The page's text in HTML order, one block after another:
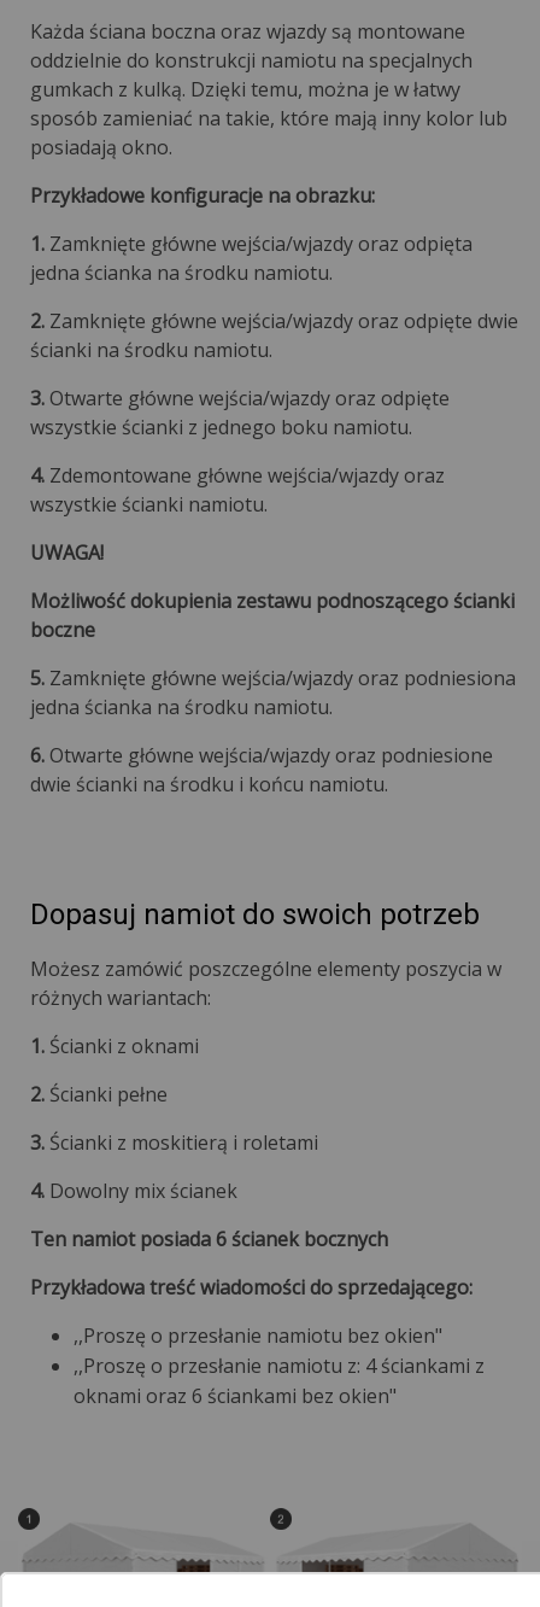
Każda ściana boczna oraz wjazdy są montowane
oddzielnie do konstrukcji namiotu na specjalnych
gumkach z kulką. Dzięki temu, można je w łatwy
sposób zamieniać na takie, które mają inny kolor lub
posiadają okno.
Przykładowe konfiguracje na obrazku:
1. Zamknięte główne wejścia/wjazdy oraz odpięta
jedna ścianka na środku namiotu.
2. Zamknięte główne wejścia/wjazdy oraz odpięte dwie
ścianki na środku namiotu.
3.Otwarte główne wejścia/wjazdy oraz odpięte
wszystkie ścianki z jednego boku namiotu.
4. Zdemontowane główne wejścia/wjazdy oraz
wszystkie ścianki namiotu.
UWAGA!
Możliwość dokupienia zestawu podnoszącego ścianki
boczne
5. Zamknięte główne wejścia/wjazdy oraz podniesiona
jedna ścianka na środku namiotu.
6.Otwarte główne wejścia/wjazdy oraz podniesione
dwie ścianki na środku i końcu namiotu.
Dopasuj namiot do swoich potrzeb
Możesz zamówić poszczególne elementy poszycia w
różnych wariantach:
1. Ścianki z oknami
2. Ścianki pełne
3. Ścianki z moskitierą i roletami
4. Dowolny mix ścianek
Ten namiot posiada 6 ścianek bocznych
Przykładowa treść wiadomości do sprzedającego:
,,Proszę o przesłanie namiotu bez okien"
,,Proszę o przesłanie namiotu z: 4 ściankami z
oknami oraz 6 ściankami bez okien"